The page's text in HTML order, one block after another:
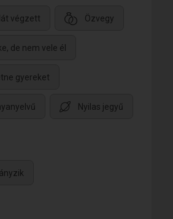
végzett Özvegy
de nem vele él
gyereket
Nyilas jegyű